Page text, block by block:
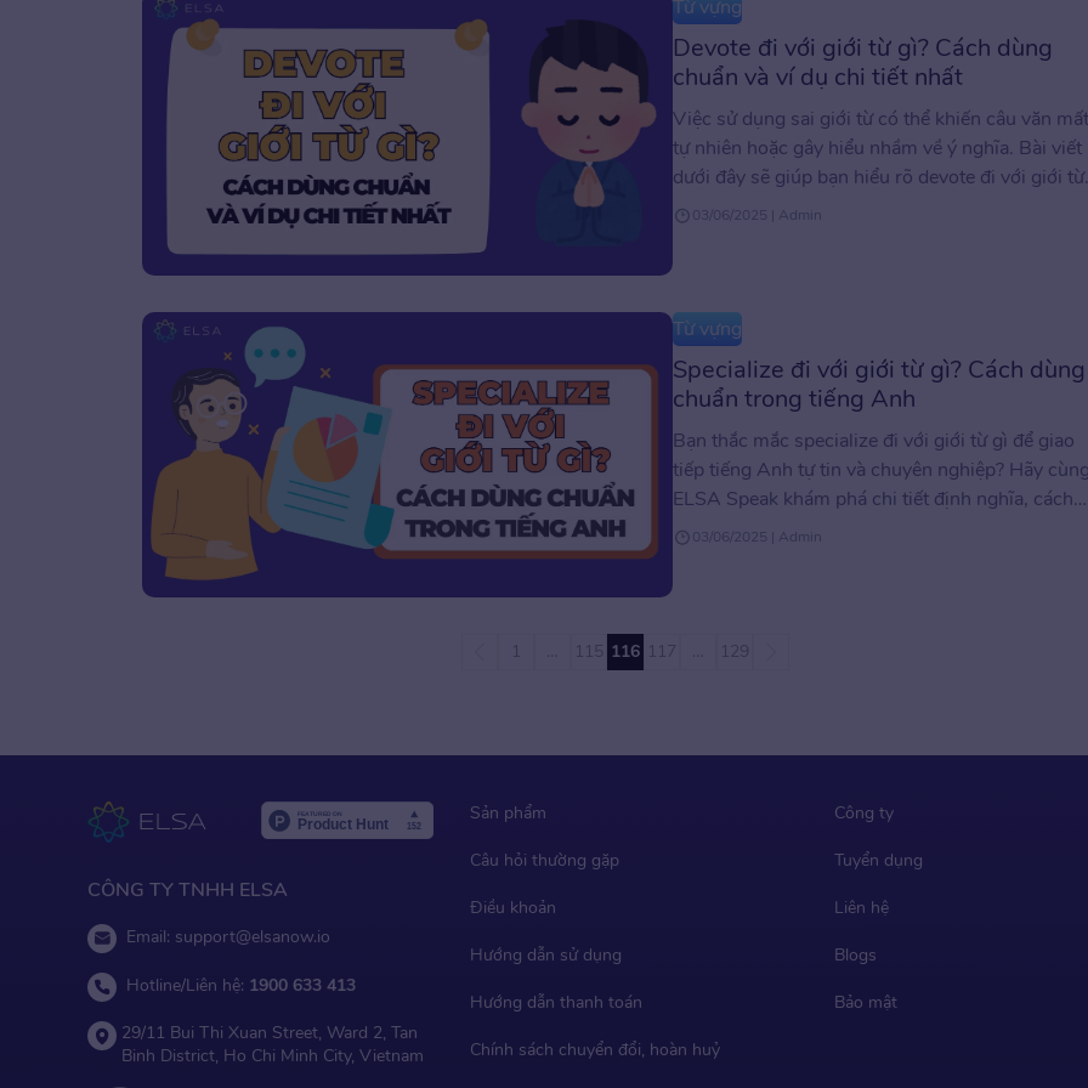
Từ vựng
Devote đi với giới từ gì? Cách dùng
chuẩn và ví dụ chi tiết nhất
Việc sử dụng sai giới từ có thể khiến câu văn mất
tự nhiên hoặc gây hiểu nhầm về ý nghĩa. Bài viết
dưới đây sẽ giúp bạn hiểu rõ devote đi với giới từ
gì, cách dùng chính xác trong từng ngữ cảnh, kèm
03/06/2025 | Admin
Từ vựng
Specialize đi với giới từ gì? Cách dùng
chuẩn trong tiếng Anh
Bạn thắc mắc specialize đi với giới từ gì để giao
tiếp tiếng Anh tự tin và chuyên nghiệp? Hãy cùng
ELSA Speak khám phá chi tiết định nghĩa, cách
dùng, họ từ vựng, cụm từ liên quan và các bài tập
03/06/2025 | Admin
1 115 116 117 129
CÔNG TY TNHH ELSA
Email: support@elsanow.io
Hotline/Liên hệ: 1900 633 413
29/11 Bui Thi Xuan Street, Ward 2, Tan
Binh District, Ho Chi Minh City, Vietnam
Sản phẩm
Câu hỏi thường gặp
Điều khoản
Hướng dẫn sử dụng
Hướng dẫn thanh toán
Chính sách chuyển đổi, hoàn huỷ
Công ty
Tuyển dụng
Liên hệ
Blogs
Bảo mật